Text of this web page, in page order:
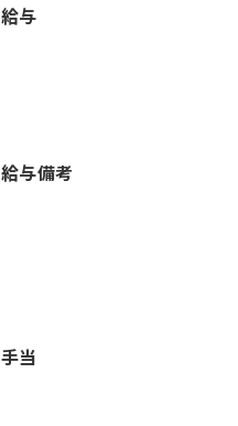
給与
給与備考
手当